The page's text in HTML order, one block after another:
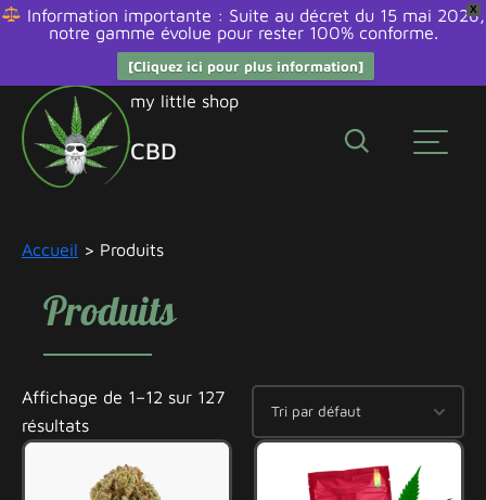
X
Information importante : Suite au décret du 15 mai 2026,
notre gamme évolue pour rester 100% conforme.
[Cliquez ici pour plus information]
contenu
my little shop
CBD
Huiles
Résines
Smokeshop
Autres
Accueil > Produits
Produits
Affichage de 1–12 sur 127
résultats